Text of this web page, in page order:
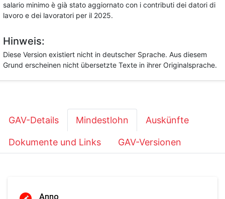
salario minimo è già stato aggiornato con i contributi dei datori di
lavoro e dei lavoratori per il 2025.
Hinweis:
Diese Version existiert nicht in deutscher Sprache. Aus diesem
Grund erscheinen nicht übersetzte Texte in ihrer Originalsprache.
GAV-Details Mindestlohn Auskünfte
Dokumente und Links GAV-Versionen
Anno